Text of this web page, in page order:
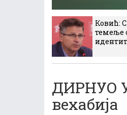
Ковић:
темеље
ДИРНУО
вехабија